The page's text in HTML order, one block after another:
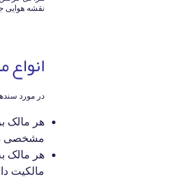
نقشه هوایی
در مورد
هر مالک
مشخصی
هر مالک
مالکیت